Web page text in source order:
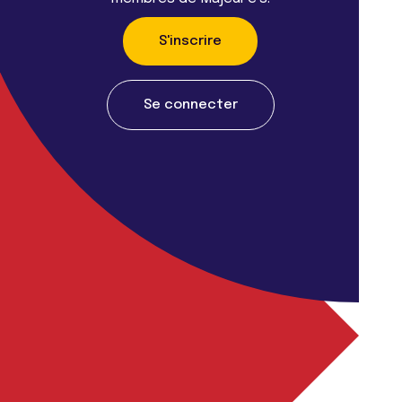
S'inscrire
Se connecter